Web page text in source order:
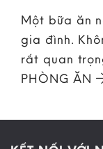
Một bữa ăn
gia đình.
rất quan
PHÒNG ĂN